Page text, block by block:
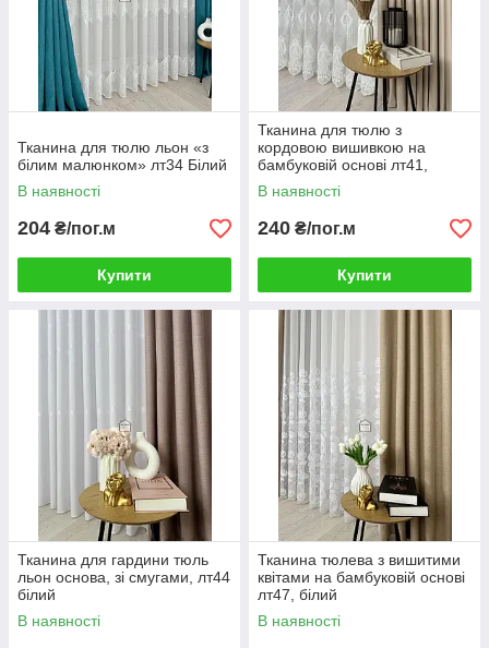
Тканина для тюлю льон «з
білим малюнком» лт34 Білий
В наявності
204 ₴/пог.м
Купити
Тканина для тюлю з
кордовою вишивкою на
бамбуковій основі лт41,
молочний
В наявності
240 ₴/пог.м
Купити
Тканина для гардини тюль
льон основа, зі смугами, лт44
білий
В наявності
Тканина тюлева з вишитими
квітами на бамбуковій основі
лт47, білий
В наявності